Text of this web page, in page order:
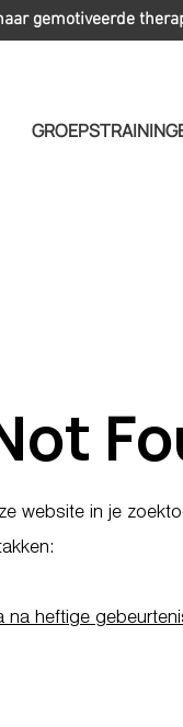
gemotiveerde
website in je
na heftige